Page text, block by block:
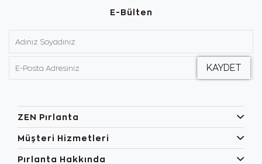
E-Bülten
ZEN Pırlanta
Müşteri Hizmetleri
Pırlanta Hakkında